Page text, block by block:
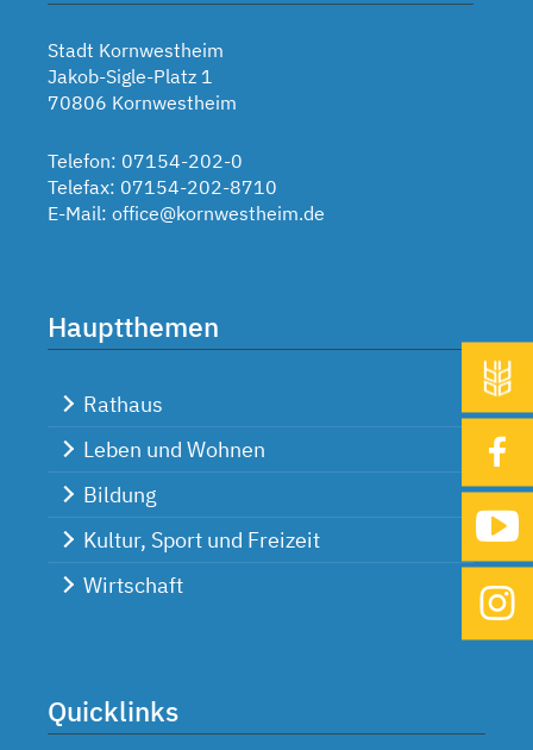
Stadt Kornwestheim
Jakob-Sigle-Platz 1
70806 Kornwestheim
Telefon: 07154-202-0
Telefax: 07154-202-8710
E-Mail: office@kornwestheim.de
Hauptthemen
Rathaus
Leben und Wohnen
Bildung
Kultur, Sport und Freizeit
Wirtschaft
Quicklinks